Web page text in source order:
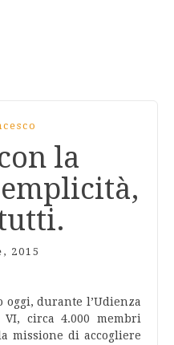
la
2015
oggi, durante l’Udienza
circa 4.000 membri
missione di accogliere